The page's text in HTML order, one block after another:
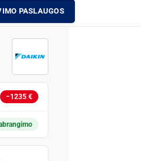
PASLAUGOS
−1235 €